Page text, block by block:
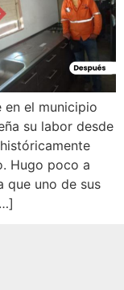
en el municipio
su labor desde
Hugo poco a
que uno de sus